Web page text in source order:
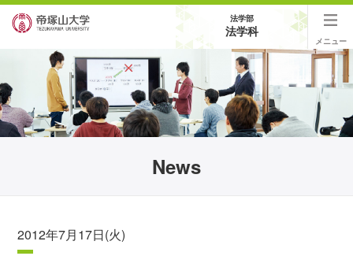
法学部
法学科
メニュー
News
2012年7月17日(火)